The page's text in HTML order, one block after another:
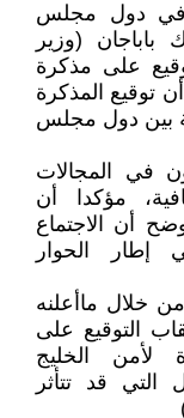
في دول مجلس
باباجان (وزير
على مذكرة
توقيع المذكرة
بين دول مجلس
في المجالات
مؤكدا أن
أن الاجتماع
الحوار
خلال ماأعلنه
التوقيع على
لأمن الخليج
قد تتأثر